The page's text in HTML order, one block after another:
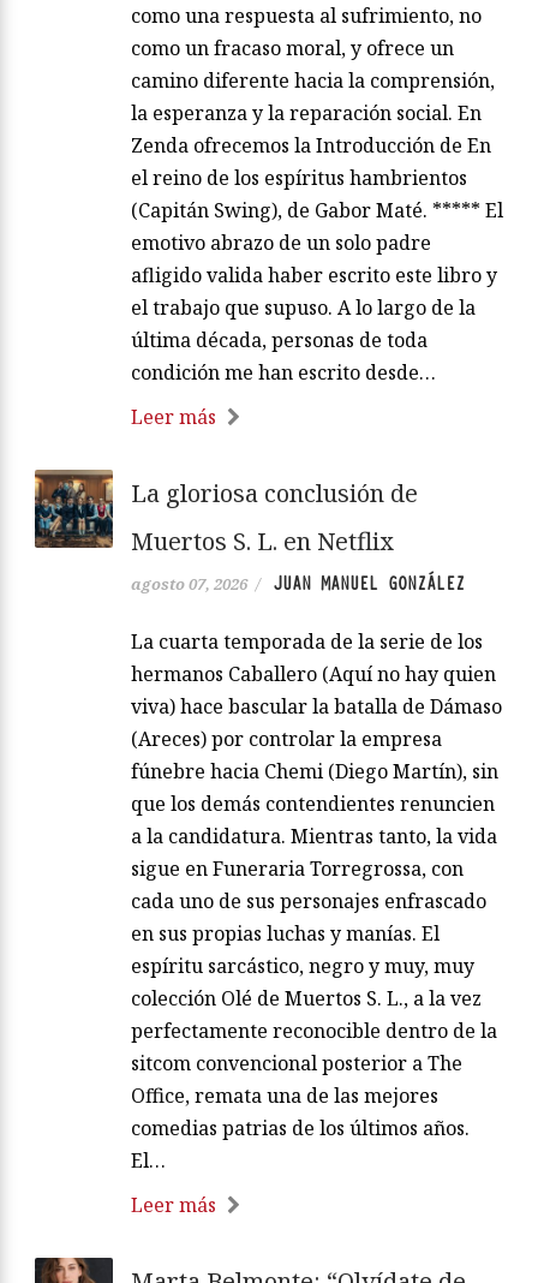
como una respuesta al sufrimiento, no
como un fracaso moral, y ofrece un
camino diferente hacia la comprensión,
la esperanza y la reparación social. En
Zenda ofrecemos la Introducción de En
el reino de los espíritus hambrientos
(Capitán Swing), de Gabor Maté. ***** El
emotivo abrazo de un solo padre
afligido valida haber escrito este libro y
el trabajo que supuso. A lo largo de la
última década, personas de toda
condición me han escrito desde…
Leer más
La gloriosa conclusión de
Muertos S. L. en Netflix
agosto 07, 2026 / JUAN MANUEL GONZÁLEZ
La cuarta temporada de la serie de los
hermanos Caballero (Aquí no hay quien
viva) hace bascular la batalla de Dámaso
(Areces) por controlar la empresa
fúnebre hacia Chemi (Diego Martín), sin
que los demás contendientes renuncien
a la candidatura. Mientras tanto, la vida
sigue en Funeraria Torregrossa, con
cada uno de sus personajes enfrascado
en sus propias luchas y manías. El
espíritu sarcástico, negro y muy, muy
colección Olé de Muertos S. L., a la vez
perfectamente reconocible dentro de la
sitcom convencional posterior a The
Office, remata una de las mejores
comedias patrias de los últimos años.
El…
Leer más